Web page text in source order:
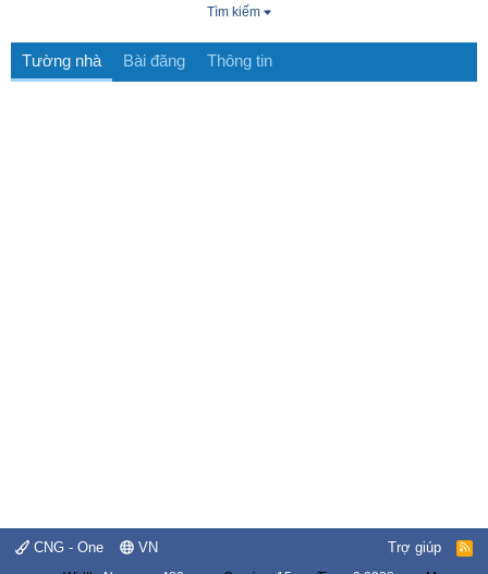
Tìm kiếm
Tường nhà Bài đăng Thông tin
CNG - One VN Trợ giúp
R